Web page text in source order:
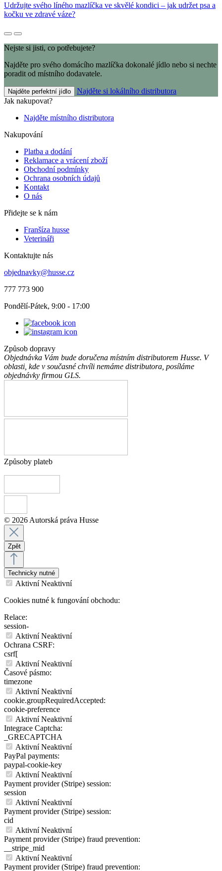
Udržujte svého líného mazlíčka ve skvělé kondici – jak udržet psa a
kočku ve zdravé váze?
Nejste si jisti, co potřebujete?
Najděte pro svého domácího mazlíčka dokonalé jídlo nebo si nechte
poradit od místního dodavatele.
Najděte perfektní jídlo
Najděte si lokálního distributora
Jak nakupovat?
Najděte místního distributora
Nakupování
Platba a dodání
Reklamace a vrácení zboží
Obchodní podmínky
Ochrana osobních údajů
Kontakt
O nás
Přidejte se k nám
Franšíza husse
Veterináři
Kontaktujte nás
objednavky@husse.cz
777 773 900
Pondělí-Pátek, 9:00 - 17:00
Způsob dopravy
Objednávka Vám bude doručena místním distributorem Husse. V
oblasti, kde v současné chvíli nemáme distributora, posíláme
objednávky firmou GLS.
Způsoby plateb
© 2026 Autorská práva Husse
Zpět
Technicky nutné
Aktivní Neaktivní
Cookies nutné k fungování obchodu:
Relace:
session-
Aktivní Neaktivní
Ochrana CSRF:
csrf[
Aktivní Neaktivní
Časové pásmo:
timezone
Aktivní Neaktivní
cookie.groupRequiredAccepted:
cookie-preference
Aktivní Neaktivní
Integrace Captcha:
_GRECAPTCHA
Aktivní Neaktivní
PayPal payments:
paypal-cookie-key
Aktivní Neaktivní
Payment provider (Stripe) session:
session
Aktivní Neaktivní
Payment provider (Stripe) session:
cid
Aktivní Neaktivní
Payment provider (Stripe) fraud prevention:
__stripe_mid
Aktivní Neaktivní
Payment provider (Stripe) fraud prevention: